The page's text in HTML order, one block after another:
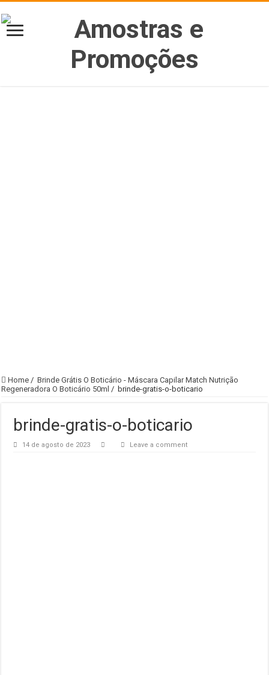
Home / Brinde Grátis O Boticário - Máscara Capilar Match Nutrição
Regeneradora O Boticário 50ml / brinde-gratis-o-boticario
brinde-gratis-o-boticario
14 de agosto de 2023 Leave a comment